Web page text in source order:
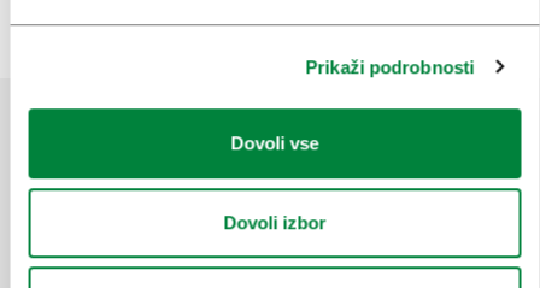
Prikaži podrobnosti
Dovoli vse
Dovoli izbor
Pomagajte nam izboljšati spletno